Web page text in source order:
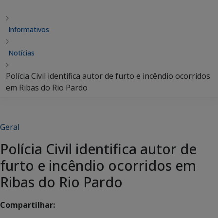
Informativos
Notícias
Polícia Civil identifica autor de furto e incêndio ocorridos
em Ribas do Rio Pardo
Geral
Polícia Civil identifica autor de
furto e incêndio ocorridos em
Ribas do Rio Pardo
Compartilhar: